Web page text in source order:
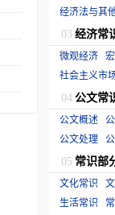
经济法与其
03 经济常
微观经济
社会主义市
04 公文常
公文概述
公文处理
05 常识部
文化常识
生活常识